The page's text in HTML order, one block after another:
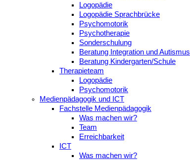
Logopädie
Logopädie Sprachbrücke
Psychomotorik
Psychotherapie
Sonderschulung
Beratung Integration und Autismus
Beratung Kindergarten/Schule
Therapieteam
Logopädie
Psychomotorik
Medienpädagogik und ICT
Fachstelle Medienpädagogik
Was machen wir?
Team
Erreichbarkeit
ICT
Was machen wir?